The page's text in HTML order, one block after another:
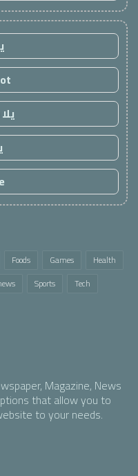
Foods Games
Health
Sports
Tech
Magazine, News
that allow you to
to your needs.